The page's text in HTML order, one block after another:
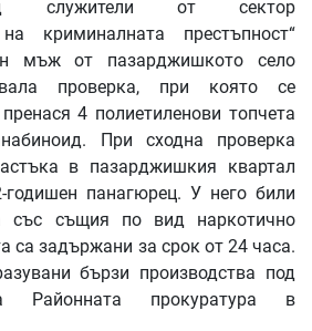
служители от сектор
на криминалната престъпност“
мъж от пазарджишкото село
проверка, при която се
4 полиетиленови топчета
При сходна проверка
в пазарджишкия квартал
годишен панагюрец. У него били
със същия по вид наркотично
са задържани за срок от 24 часа.
бързи производства под
Районната прокуратура в